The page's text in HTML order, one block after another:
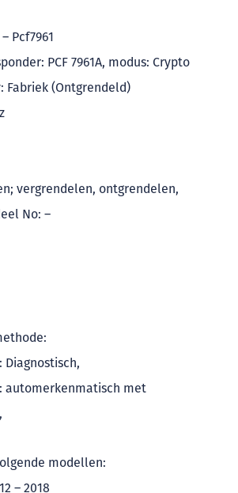
Pcf7961
PCF 7961A, modus: Crypto
Fabriek (Ontgrendeld)
vergrendelen, ontgrendelen,
No: –
automerkenmatisch met
modellen:
– 2018